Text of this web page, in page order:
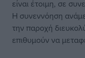
είναι έτοιμη, σε
Η συνεννόηση
την παροχή
επιθυμούν να